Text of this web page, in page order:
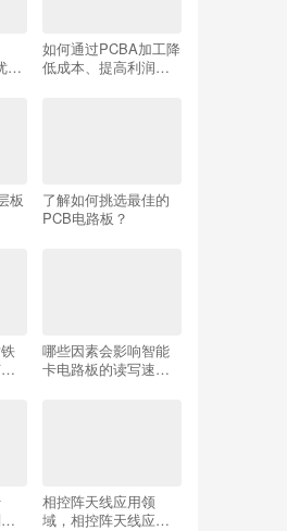
如何通过PCBA加工降
低成本、提高利润？
板
了解如何挑选最佳的
PCB电路板？
哪些因素会影响智能
卡电路板的读写速
相控阵天线应用领
域，相控阵天线应用